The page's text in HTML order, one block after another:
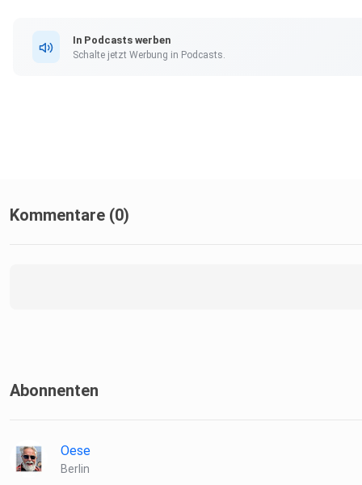
In Podcasts werben
Schalte jetzt Werbung in Podcasts.
Kommentare (0)
Abonnenten
Oese
Berlin